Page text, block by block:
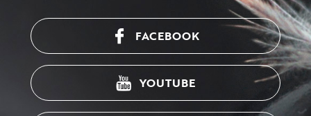
FACEBOOK
YOUTUBE